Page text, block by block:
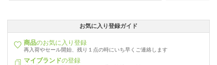
お気に入り登録ガイド
商品のお気に入り登録
再入荷やセール開始、残り１点の時にいち早くご連絡します
マイブランドの登録